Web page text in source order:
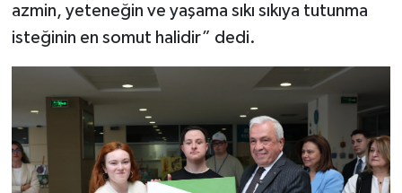
azmin, yeteneğin ve yaşama sıkı sıkıya tutunma
isteğinin en somut halidir” dedi.